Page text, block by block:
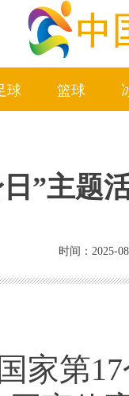
球 篮球
”主题
时间：2025-
第17